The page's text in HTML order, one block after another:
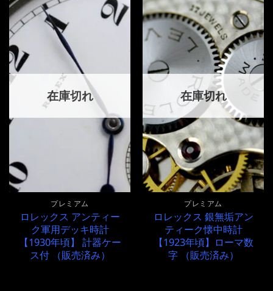
で
し
た。
¥3,800,000
で
す。
は
¥670,000
で
し
た。
格
は
¥670,000
で
す。
在庫切れ
プレミアム
ロレックス アンティー
ク軍用デッキ時計
【1930年頃】 計器ケー
ス付 （販売済み）
在庫切れ
プレミアム
ロレックス 銀無垢アン
ティーク懐中時計
【1923年頃】ローマ数
字 （販売済み）